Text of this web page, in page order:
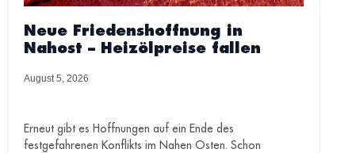
Neue Friedenshoffnung in
Nahost – Heizölpreise fallen
August 5, 2026
Erneut gibt es Hoffnungen auf ein Ende des
festgefahrenen Konflikts im Nahen Osten. Schon